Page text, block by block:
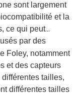
sont largement
et la
ce qui peut
par des
Foley, notamment
et des capteurs
tailles,
différentes tailles